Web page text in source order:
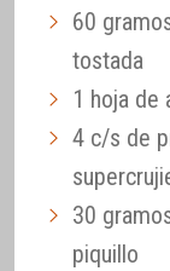
60
tostada
1 hoja de
4 c/s de
30
piquillo